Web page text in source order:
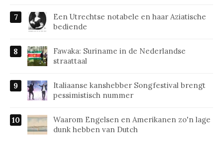
Een Utrechtse notabele en haar Aziatische
bediende
Fawaka: Suriname in de Nederlandse
straattaal
Italiaanse kanshebber Songfestival brengt
pessimistisch nummer
Waarom Engelsen en Amerikanen zo'n lage
dunk hebben van Dutch